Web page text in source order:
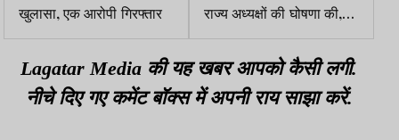
खुलासा, एक आरोपी गिरफ्तार
राज्य अध्यक्षों की घोषणा की,
झारखंड में सुभाष कुमार को
जिम्मेदारी
Lagatar Media की यह खबर आपको कैसी लगी.
नीचे दिए गए कमेंट बॉक्स में अपनी राय साझा करें.